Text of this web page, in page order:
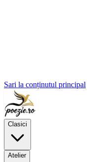
Sari la conținutul principal
Clasici
Atelier